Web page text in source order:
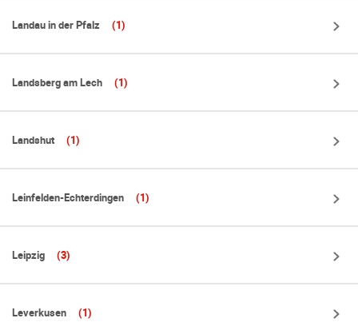
Landau in der Pfalz (1)
Landsberg am Lech (1)
Landshut (1)
Leinfelden-Echterdingen (1)
Leipzig (3)
Leverkusen (1)